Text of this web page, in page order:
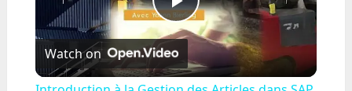
Play
Video
Watch on